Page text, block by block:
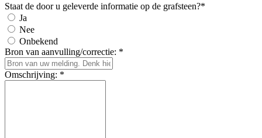
Staat de door u geleverde informatie op de grafsteen?*
Ja
Nee
Onbekend
Bron van aanvulling/correctie: *
Omschrijving: *